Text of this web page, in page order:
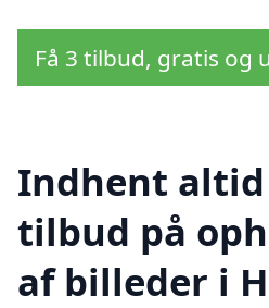
Få 3 tilbud, gratis og
Indhent
tilbud på
af billeder i